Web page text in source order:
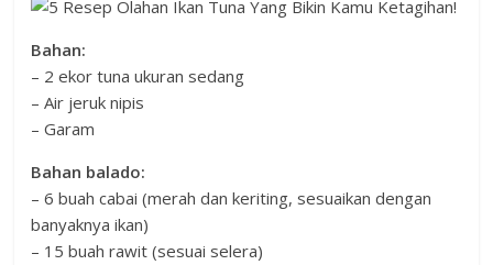
Bahan:
– 2 ekor tuna ukuran sedang
– Air jeruk nipis
– Garam
Bahan balado:
– 6 buah cabai (merah dan keriting, sesuaikan dengan
banyaknya ikan)
– 15 buah rawit (sesuai selera)